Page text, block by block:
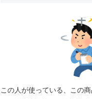
この人が使っている、この